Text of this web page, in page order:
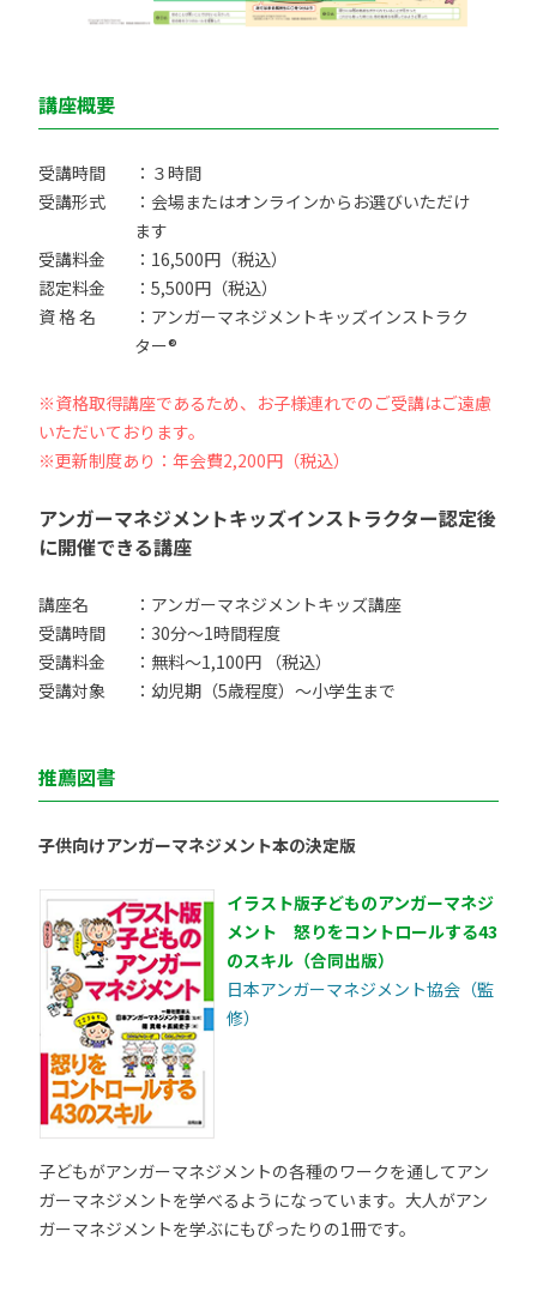
講座概要
受講時間
：３時間
受講形式
：会場またはオンラインからお選びいただけ
ます
受講料金
：16,500円（税込）
認定料金
：5,500円（税込）
資 格 名
：アンガーマネジメントキッズインストラク
ター®
※資格取得講座であるため、お子様連れでのご受講はご遠慮
いただいております。
※更新制度あり：年会費2,200円（税込）
アンガーマネジメントキッズインストラクター認定後
に開催できる講座
講座名
：アンガーマネジメントキッズ講座
受講時間
：30分〜1時間程度
受講料金
：無料〜1,100円 （税込）
受講対象
：幼児期（5歳程度）〜小学生まで
推薦図書
子供向けアンガーマネジメント本の決定版
イラスト版子どものアンガーマネジ
メント 怒りをコントロールする43
のスキル（合同出版）
日本アンガーマネジメント協会（監
修）
子どもがアンガーマネジメントの各種のワークを通してアン
ガーマネジメントを学べるようになっています。大人がアン
ガーマネジメントを学ぶにもぴったりの1冊です。